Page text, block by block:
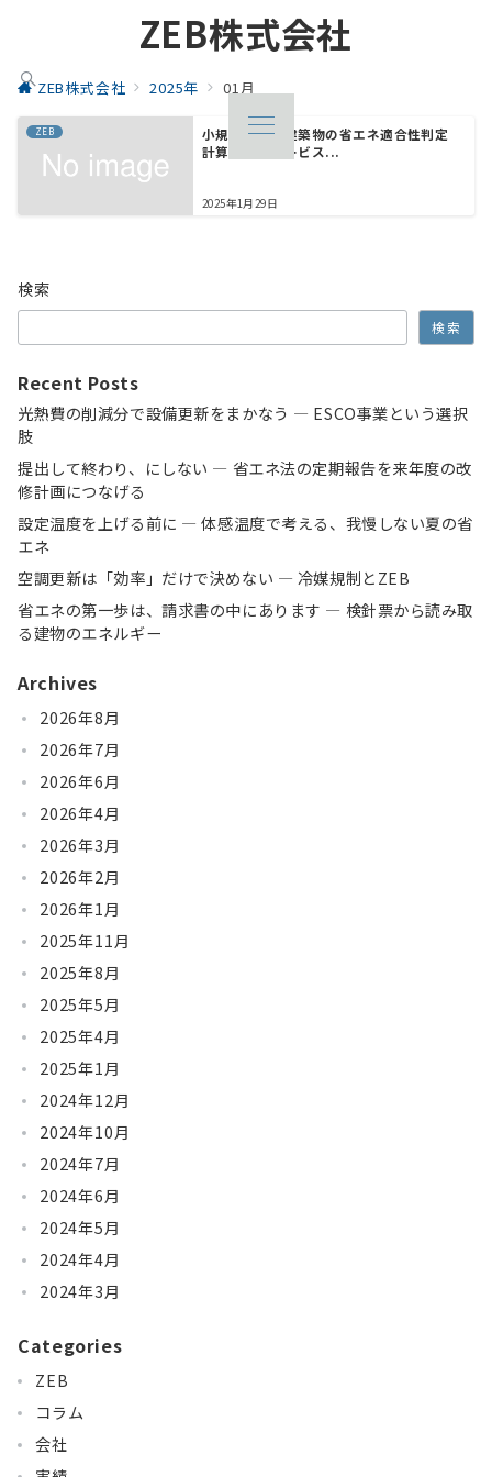
ZEB株式会社
ZEB株式会社 2025年 01月
ZEB
小規模非住宅建築物の省エネ適合性判定
計算・申請サービス...
2025年1月29日
検索
検索
Recent Posts
光熱費の削減分で設備更新をまかなう ― ESCO事業という選択
肢
提出して終わり、にしない ― 省エネ法の定期報告を来年度の改
修計画につなげる
設定温度を上げる前に ― 体感温度で考える、我慢しない夏の省
エネ
空調更新は「効率」だけで決めない ― 冷媒規制とZEB
省エネの第一歩は、請求書の中にあります ― 検針票から読み取
る建物のエネルギー
Archives
2026年8月
2026年7月
2026年6月
2026年4月
2026年3月
2026年2月
2026年1月
2025年11月
2025年8月
2025年5月
2025年4月
2025年1月
2024年12月
2024年10月
2024年7月
2024年6月
2024年5月
2024年4月
2024年3月
Categories
ZEB
コラム
会社